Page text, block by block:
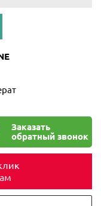
Заказать
обратный звонок